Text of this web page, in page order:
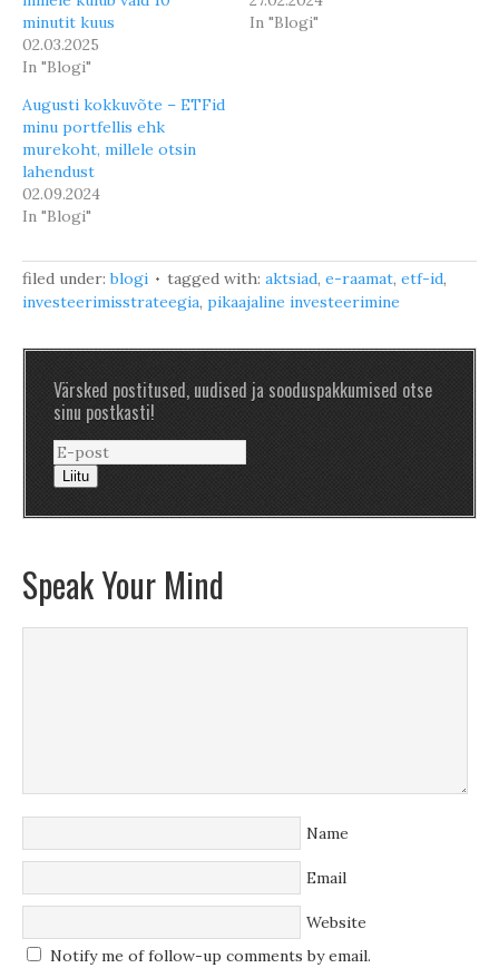
minutit kuus
02.03.2025
In "Blogi"
In "Blogi"
Augusti kokkuvõte – ETFid
minu portfellis ehk
murekoht, millele otsin
lahendust
02.09.2024
In "Blogi"
filed under:blogi tagged with: aktsiad, e-raamat, etf-id,
investeerimisstrateegia, pikaajaline investeerimine
Värsked postitused, uudised ja sooduspakkumised otse
sinu postkasti!
Liitu
Speak Your Mind
Name
Email
Website
Notify me of follow-up comments by email.